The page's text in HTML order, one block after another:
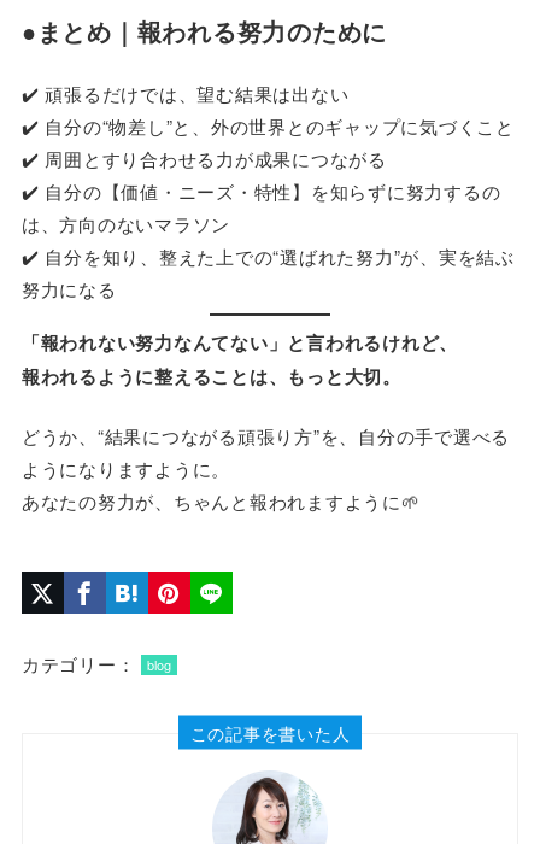
●まとめ｜報われる努力のために
✔️ 頑張るだけでは、望む結果は出ない
✔️ 自分の“物差し”と、外の世界とのギャップに気づくこと
✔️ 周囲とすり合わせる力が成果につながる
✔️ 自分の【価値・ニーズ・特性】を知らずに努力するの
は、方向のないマラソン
✔️ 自分を知り、整えた上での“選ばれた努力”が、実を結ぶ
努力になる
「報われない努力なんてない」と言われるけれど、
報われるように整えることは、もっと大切。
どうか、“結果につながる頑張り方”を、自分の手で選べる
ようになりますように。
あなたの努力が、ちゃんと報われますように🌱
カテゴリー： blog
この記事を書いた人